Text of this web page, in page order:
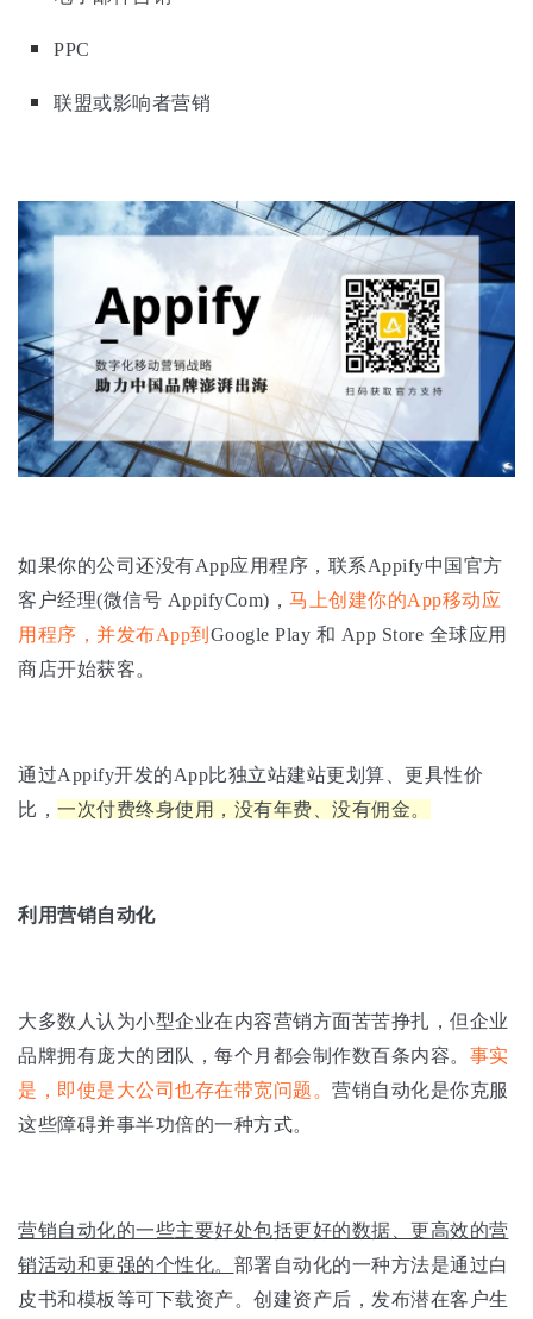
PPC
联盟或影响者营销
如果你的公司还没有App应用程序，联系Appify中国官方
客户经理(微信号 AppifyCom)， 马上创建你的App移动应
用程序，并发布App到 Google Play 和 App Store 全球应用
商店开始获客。
通过Appify开发的App比独立站建站更划算、更具性价
比， 一次付费终身使用，没有年费、没有佣金。
利用营销自动化
大多数人认为小型企业在内容营销方面苦苦挣扎，但企业
品牌拥有庞大的团队，每个月都会制作数百条内容。 事实
是，即使是大公司也存在带宽问题。 营销自动化是你克服
这些障碍并事半功倍的一种方式。
营销自动化的一些主要好处包括更好的数据、更高效的营
销活动和更强的个性化。 部署自动化的一种方法是通过白
皮书和模板等可下载资产。创建资产后，发布潜在客户生